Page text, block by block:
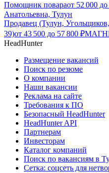
Помощник повараот 52 000 до
Анатольевна, Тулун
Продавец (Тулун, Угольщиков,
39)от 43 500 до 57 800 ₽
HeadHunter
Размещение вакансий
Поиск по резюме
О компании
Наши вакансии
Реклама на сайте
Требования к ПО
Безопасный HeadHunter
HeadHunter API
Партнерам
Инвесторам
Каталог компаний
Поиск по вакансиям в
Сетка: соцсеть для